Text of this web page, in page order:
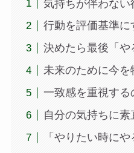
気持ちが伴わな
行動を評価基準に
決めたら最後「や
未来のために今を
一致感を重視する
自分の気持ちに素
「やりたい時に